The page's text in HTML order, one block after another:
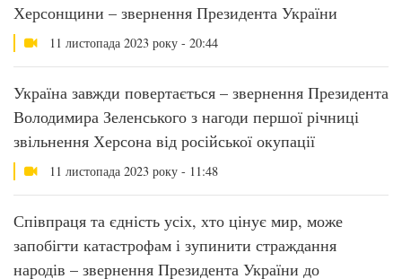
Херсонщини – звернення Президента України
11 листопада 2023 року - 20:44
Україна завжди повертається – звернення Президента
Володимира Зеленського з нагоди першої річниці
звільнення Херсона від російської окупації
11 листопада 2023 року - 11:48
Співпраця та єдність усіх, хто цінує мир, може
запобігти катастрофам і зупинити страждання
народів – звернення Президента України до